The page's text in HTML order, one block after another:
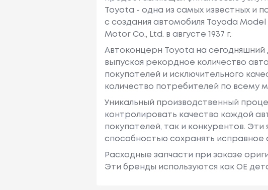
Toyota - одна из самых известных и
с создания автомобиля Toyoda
Motor Co., Ltd. в августе 1937 г.
Автоконцерн Toyota на
выпуская рекордное количество
покупателей и исключительного
количество потребителей по всему
Уникальный производственный
контролировать качество каждой
покупателей, так и конкурентов.
способностью сохранять исправное
Расходные запчасти при заказе
Эти бренды используются как ОЕ